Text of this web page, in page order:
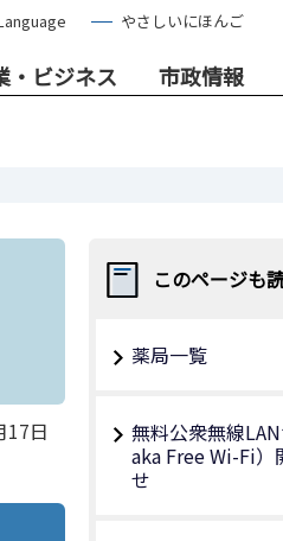
やさしいにほんご
・ビジネス 市政情報
17日
このページも
薬局一覧
無料公衆無線
aka Free Wi-Fi）
せ